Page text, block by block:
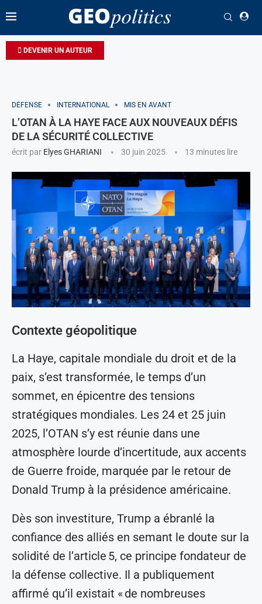
DEVENIR UN AUTEUR
DÉFENSE INTERNATIONAL MIS EN AVANT
L’OTAN À LA HAYE FACE AUX NOUVEAUX DÉFIS
DE LA SÉCURITÉ COLLECTIVE
écrit par Elyes GHARIANI 30 juin 2025 13 minutes lire
Contexte géopolitique
La Haye, capitale mondiale du droit et de la
paix, s’est transformée, le temps d’un
sommet, en épicentre des tensions
stratégiques mondiales. Les 24 et 25 juin
2025, l’OTAN s’y est réunie dans une
atmosphère lourde d’incertitude, aux accents
de Guerre froide, marquée par le retour de
Donald Trump à la présidence américaine.
Dès son investiture, Trump a ébranlé la
confiance des alliés en semant le doute sur la
solidité de l’article 5, ce principe fondateur de
la défense collective. Il a publiquement
affirmé qu’il existait « de nombreuses